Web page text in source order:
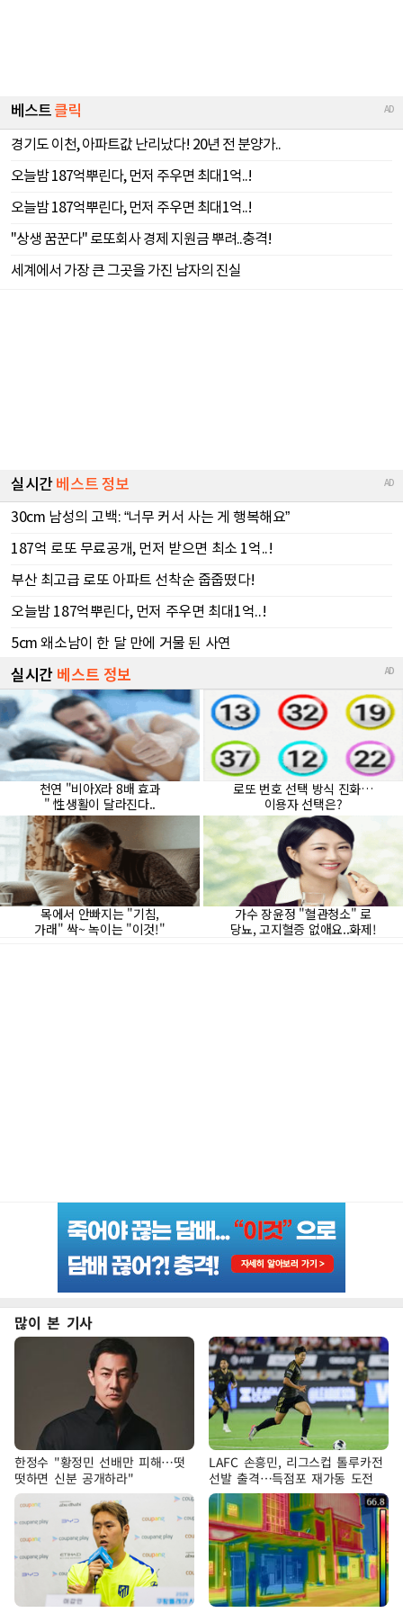
많이 본 기사
한정수 "황정민 선배만 피해…떳
떳하면 신분 공개하라"
LAFC 손흥민, 리그스컵 톨루카전
선발 출격…득점포 재가동 도전